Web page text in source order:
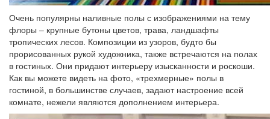
Очень популярны наливные полы с изображениями на тему
флоры – крупные бутоны цветов, трава, ландшафты
тропических лесов. Композиции из узоров, будто бы
прорисованных рукой художника, также встречаются на полах
в гостиных. Они придают интерьеру изысканности и роскоши.
Как вы можете видеть на фото, «трехмерные» полы в
гостиной, в большинстве случаев, задают настроение всей
комнате, нежели являются дополнением интерьера.